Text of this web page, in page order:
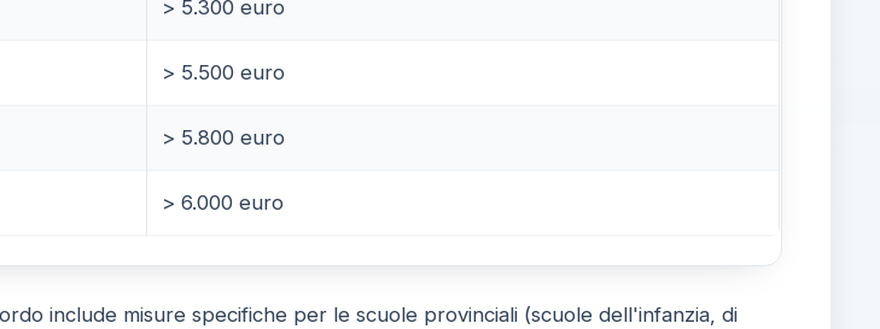
> 5.300 euro
> 5.500 euro
> 5.800 euro
> 6.000 euro
include misure specifiche per le scuole provinciali (scuole dell'infanzia, di